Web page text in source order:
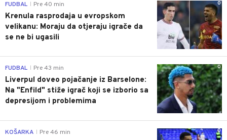
0
FUDBAL Pre 40 min
Krenula rasprodaja u evropskom
velikanu: Moraju da otjeraju igrače da
se ne bi ugasili
0
FUDBAL Pre 43 min
Liverpul doveo pojačanje iz Barselone:
Na "Enfild" stiže igrač koji se izborio sa
depresijom i problemima
0
KOŠARKA Pre 46 min